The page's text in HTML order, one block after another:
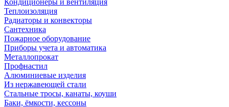
Кондиционеры и вентиляция
Теплоизоляция
Радиаторы и конвекторы
Сантехника
Пожарное оборудование
Приборы учета и автоматика
Металлопрокат
Профнастил
Алюминиевые изделия
Из нержавеющей стали
Стальные тросы, канаты, коуши
Баки, ёмкости, кессоны